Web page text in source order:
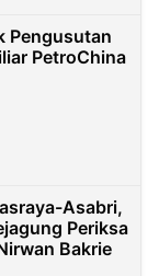
Pengusutan
PetroChina
Asabri,
Periksa
Bakrie